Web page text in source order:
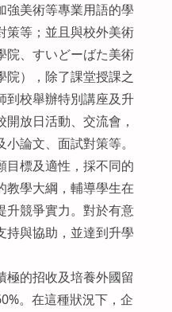
強美術等專業用語的學
策等；並且與校外美術
院、すいどーばた美術
院），除了課堂授課之
到校舉辦特別講座及升
放日活動、交流會，
論文、面試對策等。
目標及適性，採不同的
教學大綱，輔導學生在
升競爭實力。對於有意
持與協助，並達到升學
極的招收及培養外國留
。在這種狀況下，企